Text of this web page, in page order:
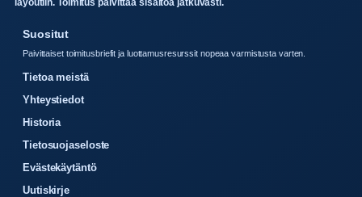
Suositut
Paivittaiset toimitusbriefit ja luottamusresurssit nopeaa varmistusta varten.
Tietoa meistä
Yhteystiedot
Historia
Tietosuojaseloste
Evästekäytäntö
Uutiskirje